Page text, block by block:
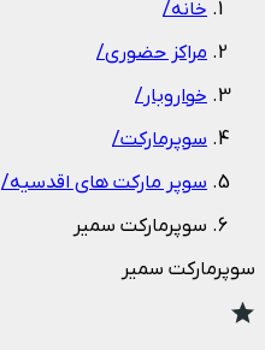
خانه/
مراکز حضوری/
خواروبار/
سوپرمارکت/
سوپر مارکت های اقدسیه/
سوپرمارکت سمیر
سوپرمارکت سمیر